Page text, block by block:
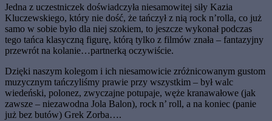
Jedna z uczestniczek doświadczyła niesamowitej siły Kazia
Kluczewskiego, który nie dość, że tańczył z nią rock n’rolla, co już
samo w sobie było dla niej szokiem, to jeszcze wykonał podczas
tego tańca klasyczną figurę, którą tylko z filmów znała – fantazyjny
przewrót na kolanie…partnerką oczywiście.
Dzięki naszym kolegom i ich niesamowicie zróżnicowanym gustom
muzycznym tańczyliśmy prawie przy wszystkim – był walc
wiedeński, polonez, zwyczajne potupaje, węże kranawałowe (jak
zawsze – niezawodna Jola Balon), rock n’ roll, a na koniec (panie
już bez butów) Grek Zorba….